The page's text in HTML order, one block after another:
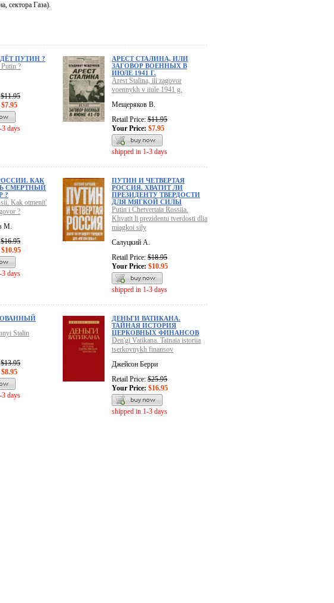
сектора Газа).
ПУТИН ?
?
$11.95
$7.95
days
АРЕСТ СТАЛИНА, ИЛИ
ЗАГОВОР ВОЕННЫХ В
ИЮЛЕ 1941 Г.
Arest Stalina, ili zagovor
voennykh v iiule 1941 g.
Мещеряков В.
Retail Price: $11.95
Your Price: $7.95
shipped in 1-3 days
КАК
СМЕРТНЫЙ
?
Kak otmenit'
?
М.
$16.95
$10.95
days
ПУТИН И ЧЕТВЕРТАЯ
РОССИЯ. ХВАТИТ ЛИ
ПРЕЗИДЕНТУ ТВЕРДОСТИ
ДЛЯ МЯГКОЙ СИЛЫ
Putin i Chetvertaia Rossiia.
Khvatit li prezidentu tverdosti dlia
miagkoi sily
Салуцкий А.
Retail Price: $18.95
Your Price: $10.95
shipped in 1-3 days
Stalin
$13.95
$8.95
days
ДЕНЬГИ ВАТИКАНА.
ТАЙНАЯ ИСТОРИЯ
ЦЕРКОВНЫХ ФИНАНСОВ
Den'gi Vatikana. Tainaia istoriia
tserkovnykh finansov
Джейсон Берри
Retail Price: $25.95
Your Price: $16.95
shipped in 1-3 days